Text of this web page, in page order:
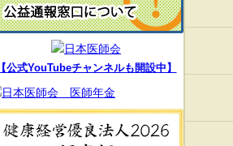
【公式YouTubeチャンネルも開設中】